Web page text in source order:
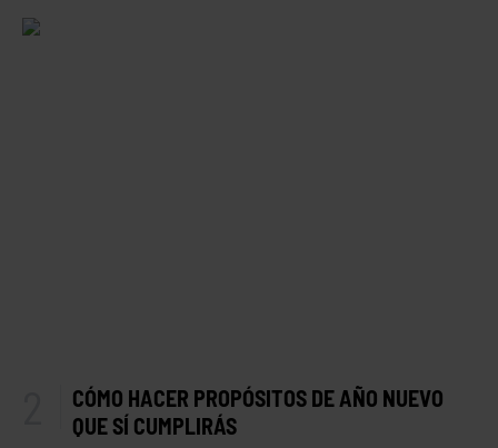
CÓMO HACER PROPÓSITOS DE AÑO NUEVO
QUE SÍ CUMPLIRÁS